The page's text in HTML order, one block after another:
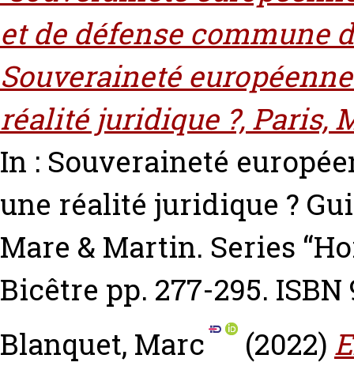
et de défense commune
Souveraineté
réalité juridique ?, Paris,
In : Souveraineté
une réalité juridique ?
Mare & Martin. Series
Bicêtre pp. 277-295. ISBN
Blanquet, Marc
(2022)